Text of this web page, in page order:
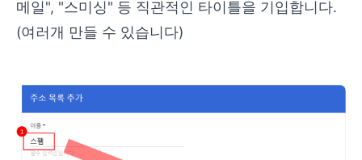
메일", "스미싱" 등 직관적인 타이틀을 기입합니다.
(여러개 만들 수 있습니다)